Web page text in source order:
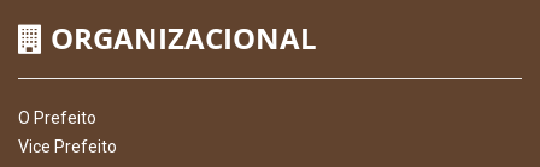
ORGANIZACIONAL
O Prefeito
Vice Prefeito